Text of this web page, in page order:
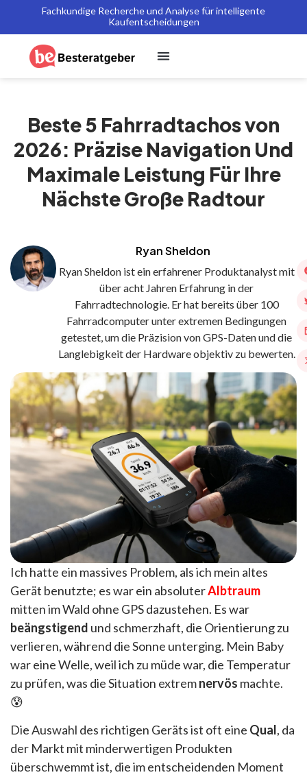
Fachkundige Recherche und Analyse für intelligente
Kaufentscheidungen
Beste 5 Fahrradtachos von
2026: Präzise Navigation Und
Maximale Leistung Für Ihre
Nächste Große Radtour
Ryan Sheldon
Ryan Sheldon ist ein erfahrener Produktanalyst mit
über acht Jahren Erfahrung in der
Fahrradtechnologie. Er hat bereits über 100
Fahrradcomputer unter extremen Bedingungen
getestet, um die Präzision von GPS-Daten und die
Langlebigkeit der Hardware objektiv zu bewerten.
Ich hatte ein massives Problem, als ich mein altes
Gerät benutzte; es war ein absoluterAlbtraum
mitten im Wald ohne GPS dazustehen. Es war
beängstigend und schmerzhaft, die Orientierung zu
verlieren, während die Sonne unterging. Mein Baby
war eine Welle, weil ich zu müde war, die Temperatur
zu prüfen, was die Situation extremnervös machte.
😰
Die Auswahl des richtigen Geräts ist oft eine Qual, da
der Markt mit minderwertigen Produkten
überschwemmt ist, die im entscheidenden Moment